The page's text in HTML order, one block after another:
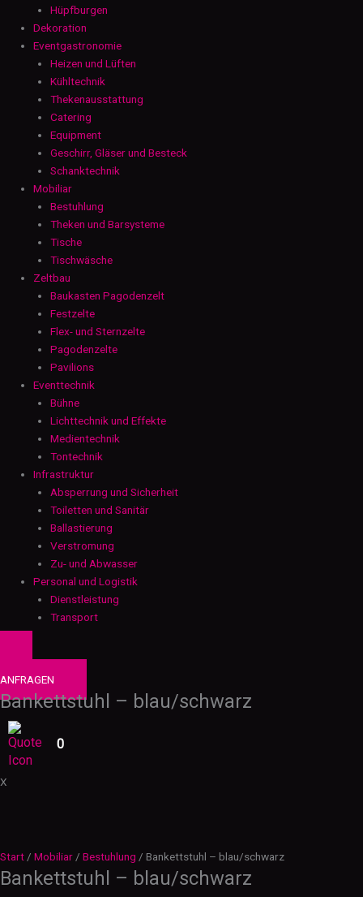
Hüpfburgen
Dekoration
Eventgastronomie
Heizen und Lüften
Kühltechnik
Thekenausstattung
Catering
Equipment
Geschirr, Gläser und Besteck
Schanktechnik
Mobiliar
Bestuhlung
Theken und Barsysteme
Tische
Tischwäsche
Zeltbau
Baukasten Pagodenzelt
Festzelte
Flex- und Sternzelte
Pagodenzelte
Pavilions
Eventtechnik
Bühne
Lichttechnik und Effekte
Medientechnik
Tontechnik
Infrastruktur
Absperrung und Sicherheit
Toiletten und Sanitär
Ballastierung
Verstromung
Zu- und Abwasser
Personal und Logistik
Dienstleistung
Transport
ANFRAGEN
Bankettstuhl – blau/schwarz
0
X
Start/ Mobiliar/ Bestuhlung / Bankettstuhl – blau/schwarz
Bankettstuhl – blau/schwarz